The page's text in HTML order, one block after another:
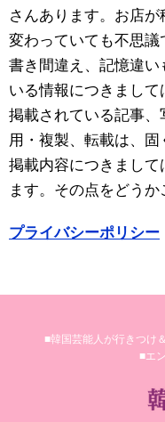
さんあります。お店
変わっていても不思
書き間違え、記憶違
いる情報につきまして
掲載されている記事
用・複製、転載は、固
掲載内容につきまして
ます。その点をどうか
プライバシーポリシー
■韓国芸能人が行きつけ
■エ